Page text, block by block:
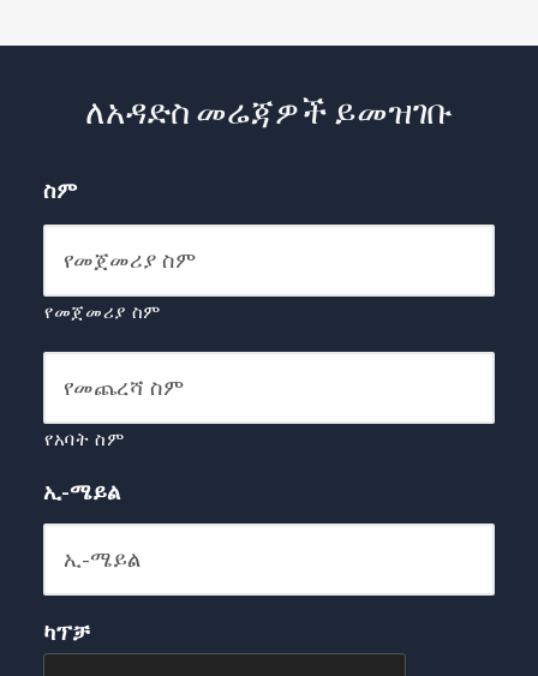
ለአዳድስ መሬጃዎች ይመዝገቡ
ስም
የመጀመሪያ ስም
የአባት ስም
ኢ-ሜይል
ካፕቻ